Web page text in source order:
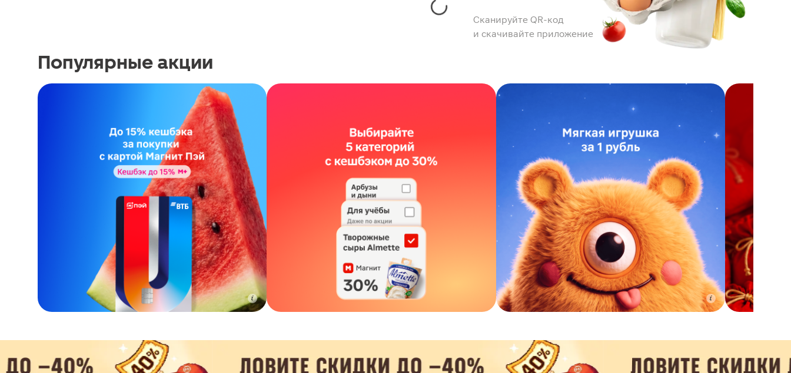
Сканируйте QR-код
и скачивайте приложение
Популярные акции